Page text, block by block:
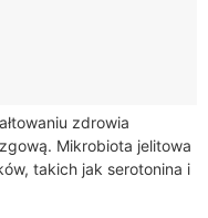
zdrowia
Mikrobiota jelitowa
takich jak serotonina i
mogą prowadzić do